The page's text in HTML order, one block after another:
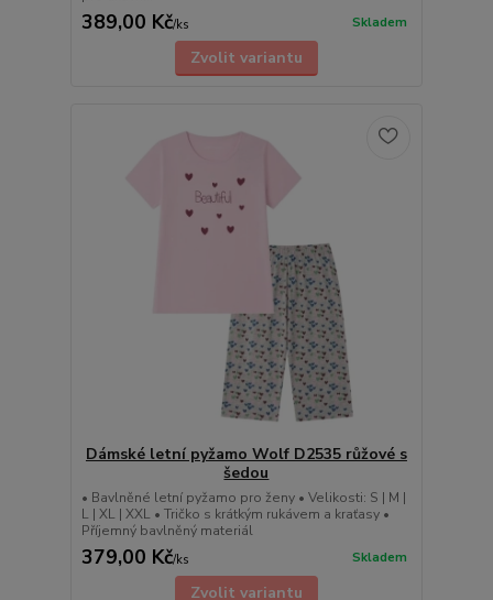
389,00 Kč/ks Skladem
Zvolit variantu
Dámské letní pyžamo Wolf D2535 růžové s
šedou
• Bavlněné letní pyžamo pro ženy • Velikosti: S | M |
L | XL | XXL • Tričko s krátkým rukávem a kraťasy •
Příjemný bavlněný materiál
379,00 Kč/ks Skladem
Zvolit variantu